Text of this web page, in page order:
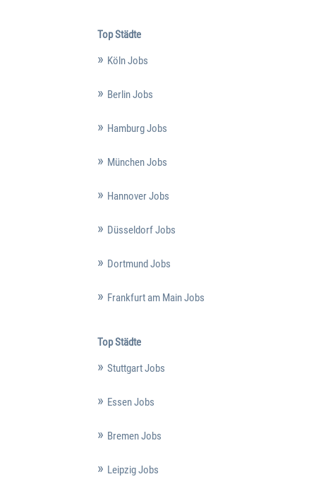
Top Städte
Köln Jobs
Berlin Jobs
Hamburg Jobs
München Jobs
Hannover Jobs
Düsseldorf Jobs
Dortmund Jobs
Frankfurt am Main Jobs
Top Städte
Stuttgart Jobs
Essen Jobs
Bremen Jobs
Leipzig Jobs